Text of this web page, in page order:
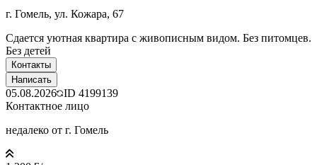
г. Гомель, ул. Кожара, 67
Сдается уютная квартира с живописным видом. Без питомцев.
Без детей
Контакты
Написать
05.08.2026 ID 4199139
Контактное лицо
недалеко от г. Гомель